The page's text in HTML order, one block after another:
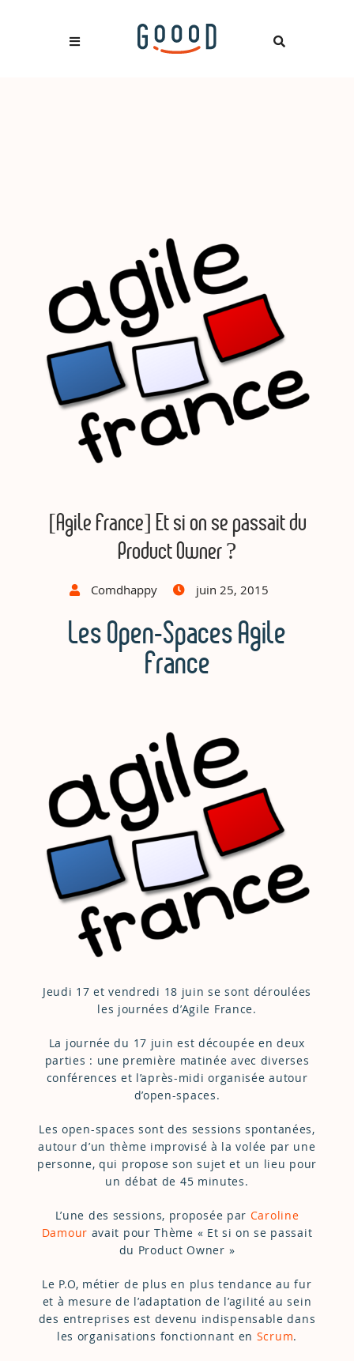
[Agile France] Et si on se passait du
Product Owner ?
Comdhappy juin 25, 2015
Les Open-Spaces Agile
France
Jeudi 17 et vendredi 18 juin se sont déroulées
les journées d’Agile France.
La journée du 17 juin est découpée en deux
parties : une première matinée avec diverses
conférences et l’après-midi organisée autour
d’open-spaces.
Les open-spaces sont des sessions spontanées,
autour d’un thème improvisé à la volée par une
personne, qui propose son sujet et un lieu pour
un débat de 45 minutes.
L’une des sessions, proposée par Caroline
Damour avait pour Thème « Et si on se passait
du Product Owner »
Le P.O, métier de plus en plus tendance au fur
et à mesure de l’adaptation de l’agilité au sein
des entreprises est devenu indispensable dans
les organisations fonctionnant en Scrum.